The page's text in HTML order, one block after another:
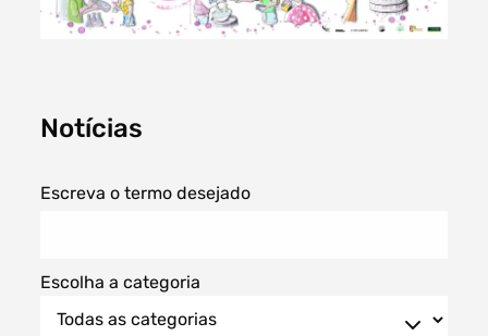
Filtro dos anos
data
Notícias
Escreva o termo desejado
Escolha a categoria